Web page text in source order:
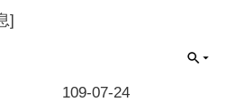
]
109-07-24